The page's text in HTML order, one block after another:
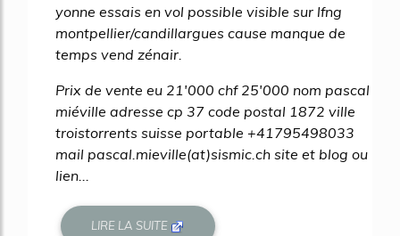
yonne essais en vol possible visible sur lfng
montpellier/candillargues cause manque de
temps vend zénair.
Prix de vente eu 21'000 chf 25'000 nom pascal
miéville adresse cp 37 code postal 1872 ville
troistorrents suisse portable +41795498033
mail pascal.mieville(at)sismic.ch site et blog ou
lien...
LIRE LA SUITE